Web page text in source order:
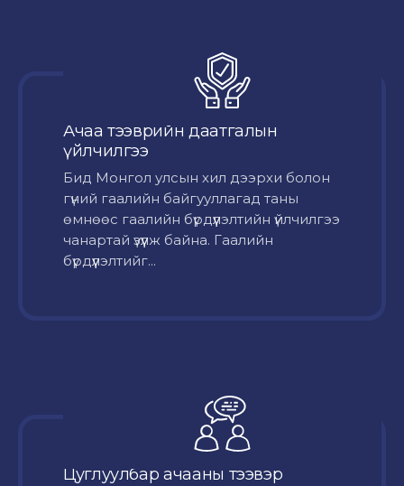
Ачаа тээврийн даатгалын
үйлчилгээ
Бид Монгол улсын хил дээрхи болон
гүний гаалийн байгууллагад таны
өмнөөс гаалийн бүрдүүлэлтийн үйлчилгээ
чанартай үзүүлж байна. Гаалийн
бүрдүүлэлтийг...
Цуглуулбар ачааны тээвэр